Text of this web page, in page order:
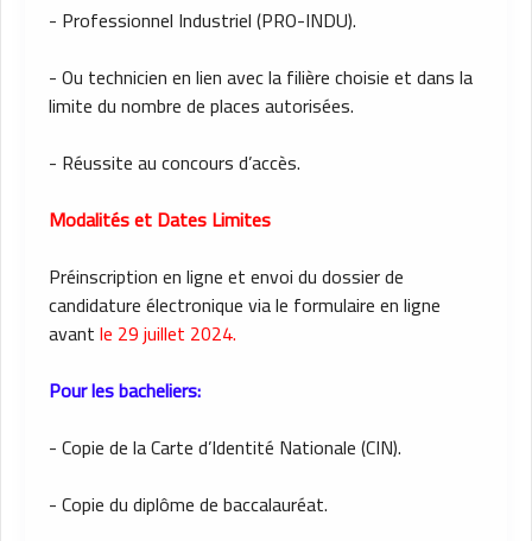
- Professionnel Industriel (PRO-INDU).
- Ou technicien en lien avec la filière choisie et dans la
limite du nombre de places autorisées.
- Réussite au concours d’accès.
Modalités et Dates Limites
Préinscription en ligne et envoi du dossier de
candidature électronique via le formulaire en ligne
avantle 29 juillet 2024.
Pour les bacheliers:
- Copie de la Carte d’Identité Nationale (CIN).
- Copie du diplôme de baccalauréat.